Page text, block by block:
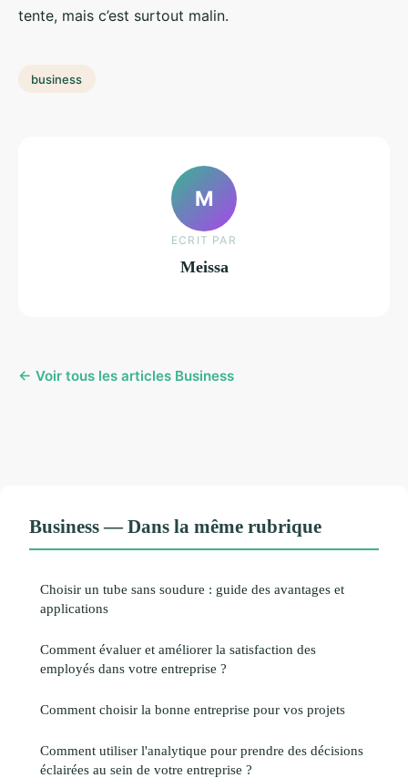
tente, mais c’est surtout malin.
business
M
ECRIT PAR
Meissa
← Voir tous les articles Business
Business — Dans la même rubrique
Choisir un tube sans soudure : guide des avantages et
applications
Comment évaluer et améliorer la satisfaction des
employés dans votre entreprise ?
Comment choisir la bonne entreprise pour vos projets
Comment utiliser l'analytique pour prendre des décisions
éclairées au sein de votre entreprise ?